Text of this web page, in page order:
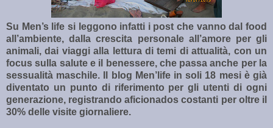
Su Men’s life si leggono infatti i post che vanno dal food
all’ambiente, dalla crescita personale all’amore per gli
animali, dai viaggi alla lettura di temi di attualità, con un
focus sulla salute e il benessere, che passa anche per la
sessualità maschile. Il blog Men’life in soli 18 mesi è già
diventato un punto di riferimento per gli utenti di ogni
generazione, registrando aficionados costanti per oltre il
30% delle visite giornaliere.